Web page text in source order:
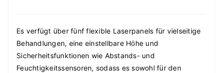
Es verfügt über fünf flexible Laserpanels für vielseitige
Behandlungen, eine einstellbare Höhe und
Sicherheitsfunktionen wie Abstands- und
Feuchtigkeitssensoren, sodass es sowohl für den